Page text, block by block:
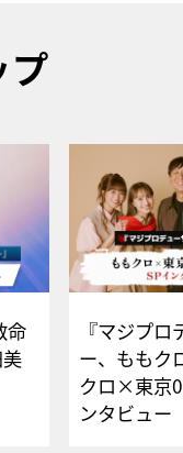
プ
命
『マジプロ
ー、ももク
クロ×東京
ンタビュー